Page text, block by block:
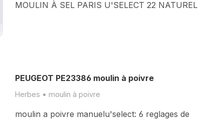
MOULIN À SEL PARIS U'SELECT 22 NATUREL
PEUGEOT PE23386 moulin à poivre
Herbes • moulin à poivre
moulin a poivre manuelu'select: 6 reglages de